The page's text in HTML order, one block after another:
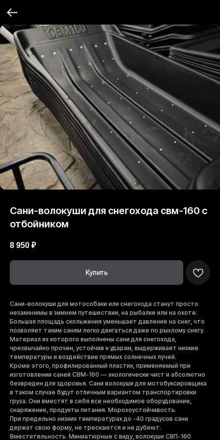
Сани-волокуши для снегохода свм-160 с
отбойником
8 950 ₽
Купить
Сани-волокуши для мотособаки или снегохода станут просто
незаменимы в зимнем путешествии, на рыбалке или на охоте.
Большая площадь скольжения уменьшает давление на снег, что
позволяет таким саням легко двигаться даже по рыхлому снегу.
Материал из которого выполнены сани для снегохода,
чрезвычайно прочен, устойчив к ударам, выдерживает низкие
температуры и воздействие прямых солнечных лучей.
Кроме этого, профилированный пластик, применяемый при
изготовлении саней СВМ-160 — экологически чист и абсолютно
безвреден для здоровья. Сани волокуши для мотобуксировщика
в таком случае будут отличным вариантом транспортировки
груза. Они вместят в себя все необходимое оборудование,
снаряжение, продукты питания. Морозоустойчивость.
При предельно низких температурах до -40 градусов сани
держат свою форму, не трескаются и не дубеют.
Вместительность. Миниатюрные с виду, волокуши СВП-160